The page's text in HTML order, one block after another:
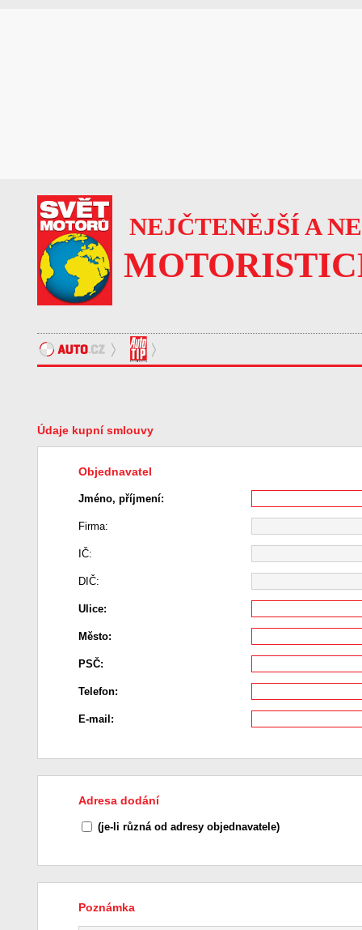
NEJČTENĚJŠÍ A
Údaje kupní smlouvy
Objednavatel
Jméno, příjmení:
Firma:
IČ:
DIČ:
Ulice:
Město:
PSČ:
Telefon:
E-mail:
Adresa dodání
(je-li různá od adresy objednavatele)
Poznámka